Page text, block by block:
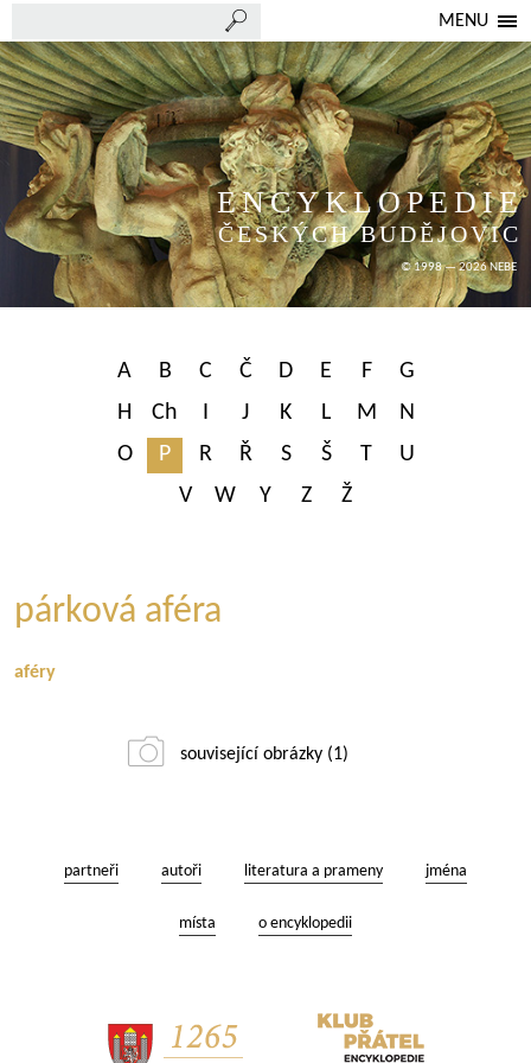
MENU
ENCYKLOPEDIE
ČESKÝCH BUDĚJOVIC
© 1998 — 2026 NEBE
A B C Č D E F
G
H
Ch I J K L M
N
O
P R Ř S Š T
U
V
W Y Z Ž
párková aféra
aféry
související obrázky (1)
partneři autoři literatura a prameny jména
místa o encyklopedii